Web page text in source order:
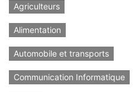
Agriculteurs
Alimentation
Automobile et transports
Communication Informatique